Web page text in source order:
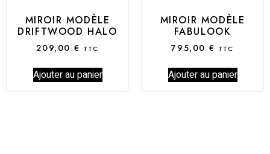
MIROIR MODÈLE
DRIFTWOOD HALO
209,00 € TTC
Ajouter au panier
MIROIR MODÈLE
FABULOOK
795,00 € TTC
Ajouter au panier